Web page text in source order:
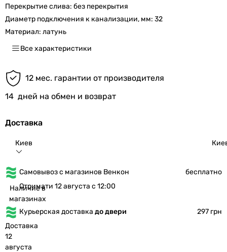
Перекрытие слива: без перекрытия
Диаметр подключения к канализации, мм: 32
Материал: латунь
Все характеристики
12 мес. гарантии от производителя
14 дней на обмен и возврат
Доставка
Киев
Самовывоз с магазинов Венкон
бесплатно
Наличие в
магазинах
Отримати 12 августа с 12:00
Курьерская доставка до двери
297 грн
Доставка
12
августа